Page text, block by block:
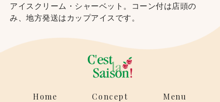
アイスクリーム・シャーベット。コーン付は店頭の
み、地方発送はカップアイスです。
Home Concept
Menu